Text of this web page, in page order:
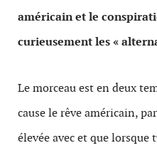
américain et le
curieusement les «
Le morceau est en deux
cause le rêve américain,
élevée avec et que